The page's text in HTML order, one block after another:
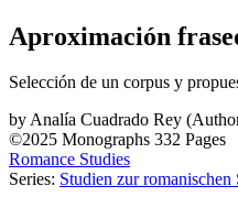
Aproximación
Selección de un corpus y
byAnalía Cuadrado Rey
©2025 Monographs 332 Pages
Romance Studies
Series: Studien zur